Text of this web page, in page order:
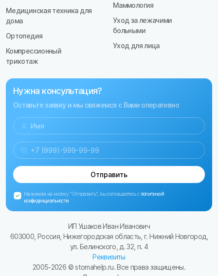
Медицинская техника для
дома
Ортопедия
Компрессионный
трикотаж
Маммология
Уход за лежачими
больными
Уход для лица
Нужна консультация?
Оставьте заявку и мы свяжемся с Вами оперативно
Отправить
Нажимая на кнопку "Отправить", вы соглашаетесь с политикой
конфиденциальности
ИП Ушаков Иван Иванович
603000, Россия, Нижегородская область, г. Нижний Новгород,
ул. Белинского, д. 32, п. 4
Реквизиты
2005-2026 © stomahelp.ru. Все права защищены.